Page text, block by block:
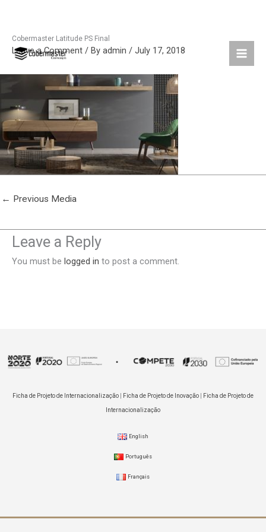
SkipCobermaster Latitude PS Final
Leave a Comment / By admin / July 17, 2018
← Previous Media
Leave a Reply
You must be logged in to post a comment.
Ficha de Projeto de Internacionalização Ficha de Projeto de Inovação Ficha de Projeto de
Internacionalização
English
Português
Français